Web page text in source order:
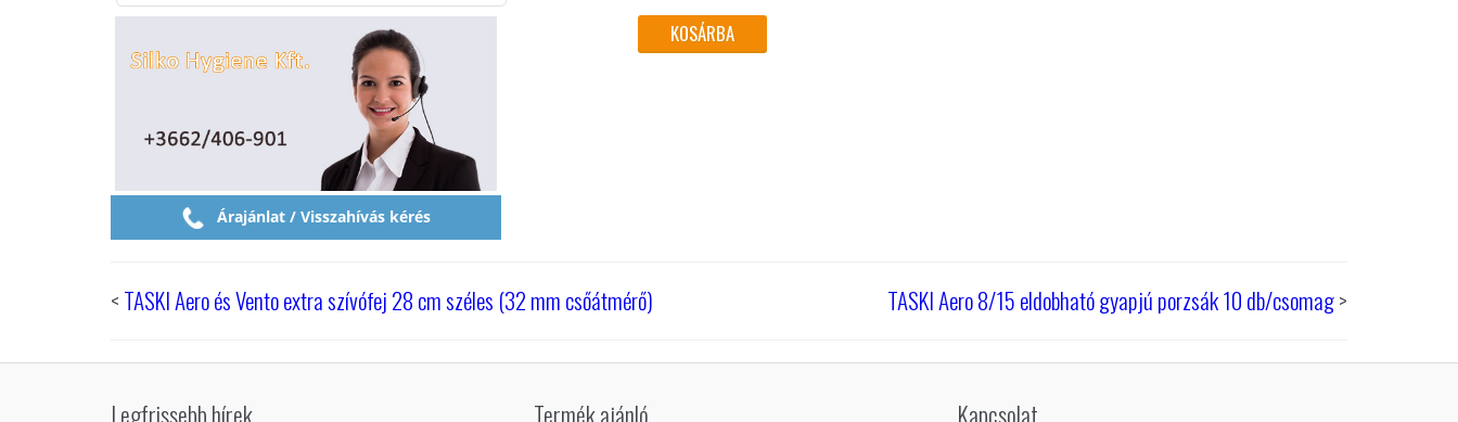
Árajánlat / Visszahívás kérés
<TASKI Aero és Vento extra szívófej 28 cm széles (32 mm csőátmérő) TASKI Aero 8/15 eldobható gyapjú porzsák 10 db/csomag>
Legfrissebb hírek Termék ajánló Kapcsolat